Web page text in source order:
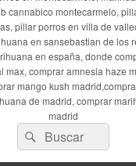
cannabico montecarmelo,
pillar porros en villa de
en sansebastian de los
en españa, donde
max, comprar amnesia haze
mango kush
de madrid, comprar
madrid
Buscar
por:
Buscar